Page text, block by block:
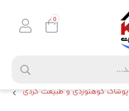
پوشاک کوهنوردی و طبیعت گردی
0